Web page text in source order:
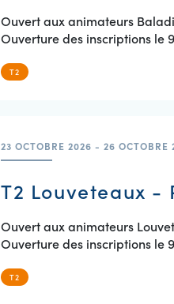
Ouvert aux animateurs
Ouverture des inscriptions le
T2
23 OCTOBRE 2026 - 26 OCTOBRE
T2 Louveteaux -
Ouvert aux animateurs
Ouverture des inscriptions le
T2